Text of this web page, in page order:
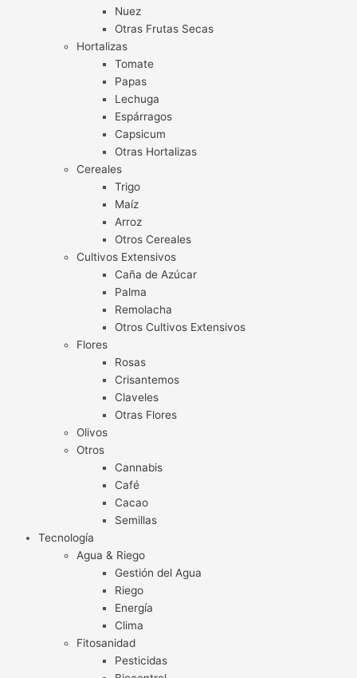
Nuez
Otras Frutas Secas
Hortalizas
Tomate
Papas
Lechuga
Espárragos
Capsicum
Otras Hortalizas
Cereales
Trigo
Maíz
Arroz
Otros Cereales
Cultivos Extensivos
Caña de Azúcar
Palma
Remolacha
Otros Cultivos Extensivos
Flores
Rosas
Crisantemos
Claveles
Otras Flores
Olivos
Otros
Cannabis
Café
Cacao
Semillas
Tecnología
Agua & Riego
Gestión del Agua
Riego
Energía
Clima
Fitosanidad
Pesticidas